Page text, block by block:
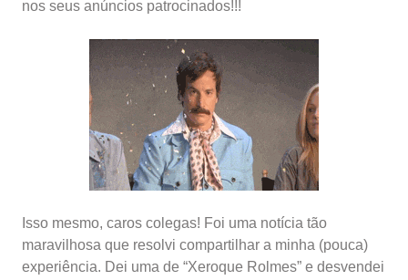
nos seus anúncios patrocinados!!!
Isso mesmo, caros colegas! Foi uma notícia tão
maravilhosa que resolvi compartilhar a minha (pouca)
experiência. Dei uma de “Xeroque Rolmes” e desvendei